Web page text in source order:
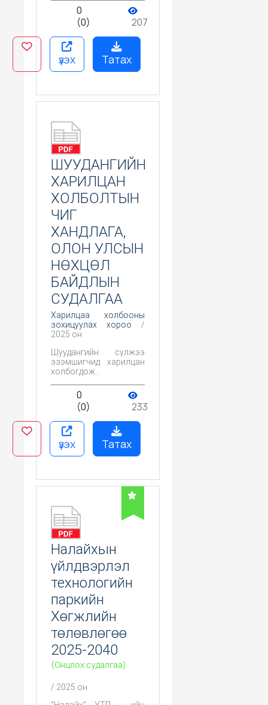
бус, үр ашиг сул байгаа
нь усны нөөцийг
хамгаалах, тогтвортой
ашиглахад бодит
эрсдэл үүсгэж байна.
Энэхүү судалгаа нь
усны менежмент,
тарифын бодлогыг
сайжруулах асуудлыг
0
(0)
207
үзэх Татах
ШУУДАНГИЙН
ХАРИЛЦАН
ХОЛБОЛТЫН
ЧИГ
ХАНДЛАГА,
ОЛОН УЛСЫН
НӨХЦӨЛ
БАЙДЛЫН
СУДАЛГАА
Харилцаа холбооны
зохицуулах хороо /
2025 он
Шуудангийн сүлжээ
эзэмшигчид харилцан
холбогдож
ашиглан, улс
хоорондын болон орон
нутгийн шуудан
илгээмжийг зөв
оновчтой системчлэн,
бага өртөгөөр
харилцан ашигтай
эцсийн хэрэглэгчид
зохицуулах нь
судалгааны суурь
зорилт юм.
0
(0)
233
үзэх Татах
Налайхын
үйлдвэрлэл
технологийн
паркийн
Хөгжлийн
төлөвлөгөө
2025-2040
(Онцлох судалгаа)
/ 2025 он